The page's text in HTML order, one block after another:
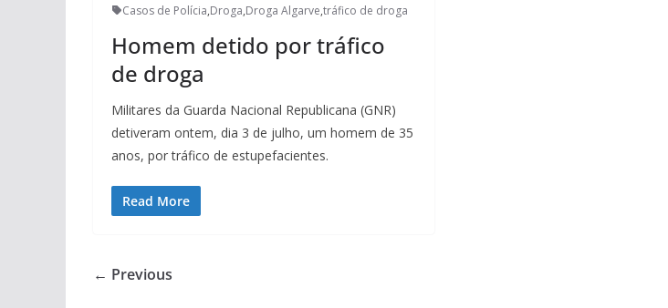
Casos de Polícia,Droga,Droga Algarve,tráfico de droga
Homem detido por tráfico
de droga
Militares da Guarda Nacional Republicana (GNR)
detiveram ontem, dia 3 de julho, um homem de 35
anos, por tráfico de estupefacientes.
Read More
← Previous